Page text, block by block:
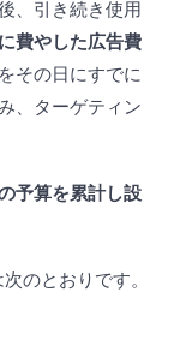
、引き続き使用
費やした広告費
その日にすでに
、ターゲティン
予算を累計し設
のとおりです。